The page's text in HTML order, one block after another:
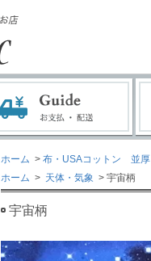
ホーム > 布・USAコットン 並厚
ホーム > 天体・気象 > 宇宙柄
宇宙柄